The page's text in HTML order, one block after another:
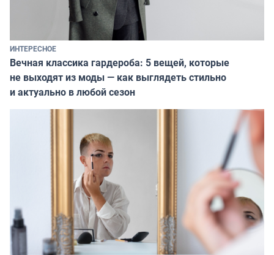
ИНТЕРЕСНОЕ
Вечная классика гардероба: 5 вещей, которые
не выходят из моды — как выглядеть стильно
и актуально в любой сезон